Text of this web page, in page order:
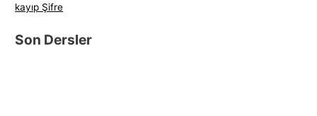
kayıp Şifre
Son Dersler